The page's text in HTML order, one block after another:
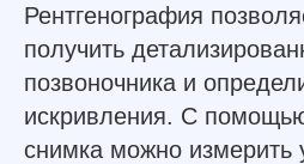
Рентгенография
получить
позвоночника и
искривления. С помощью
снимка можно измерить